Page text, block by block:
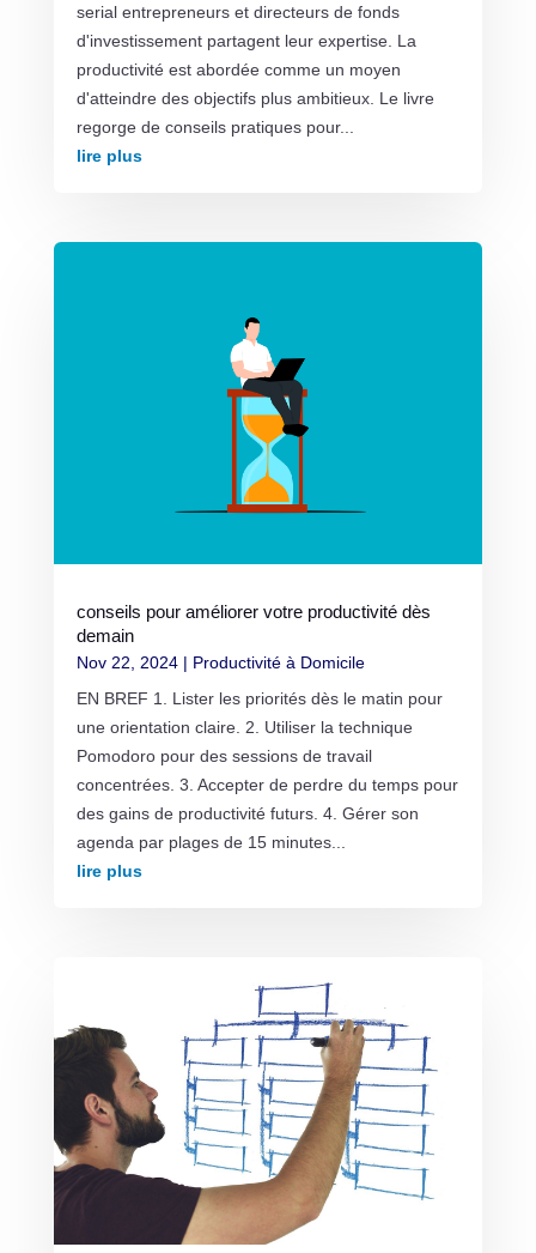
serial entrepreneurs et directeurs de fonds
d'investissement partagent leur expertise. La
productivité est abordée comme un moyen
d'atteindre des objectifs plus ambitieux. Le livre
regorge de conseils pratiques pour...
lire plus
conseils pour améliorer votre productivité dès
demain
Nov 22, 2024| Productivité à Domicile
EN BREF 1. Lister les priorités dès le matin pour
une orientation claire. 2. Utiliser la technique
Pomodoro pour des sessions de travail
concentrées. 3. Accepter de perdre du temps pour
des gains de productivité futurs. 4. Gérer son
agenda par plages de 15 minutes...
lire plus